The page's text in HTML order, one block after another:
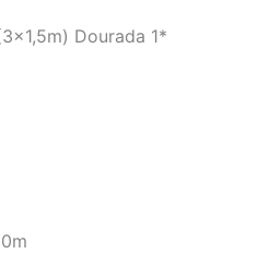
Dourada 1*